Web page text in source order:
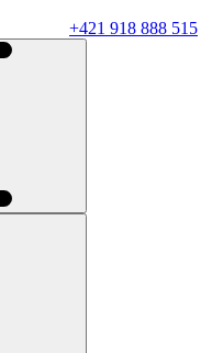
+421 918 888 515